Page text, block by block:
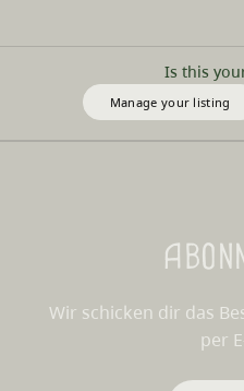
Is this
Manage your listing
Wir schicken dir das
per